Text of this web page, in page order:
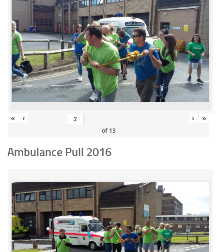
« ‹
of 13
› »
Ambulance Pull 2016